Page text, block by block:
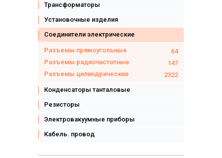
Трансформаторы
Установочные изделия
Соединители электрические
Разъемы прямоугольные
64
Разъемы радиочастотные
147
Разъемы цилиндрические
2322
Конденсаторы танталовые
Резисторы
Электровакуумные приборы
Кабель. провод